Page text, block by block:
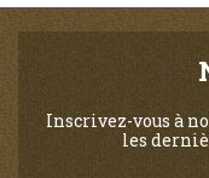
Inscrivez-vous à
les